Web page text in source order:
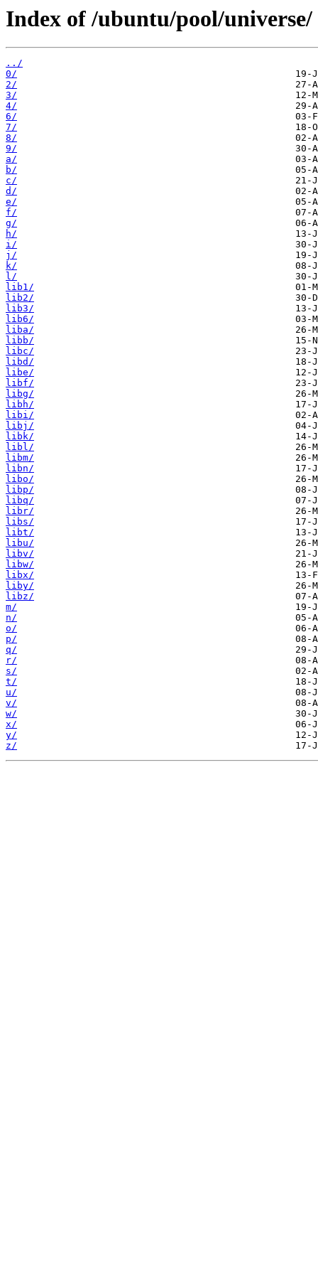
Index of /ubuntu/pool/universe/
../
0/
2/
3/
4/
6/
7/
8/
9/
a/
b/
c/
d/
e/
f/
g/
h/
i/
j/
k/
l/
lib1/
lib2/
lib3/
lib6/
liba/
libb/
libc/
libd/
libe/
libf/
libg/
libh/
libi/
libj/
libk/
libl/
libm/
libn/
libo/
libp/
libq/
libr/
libs/
libt/
libu/
libv/
libw/
libx/
liby/
libz/
m/
n/
o/
p/
q/
r/
s/
t/
u/
v/
w/
x/
y/
z/